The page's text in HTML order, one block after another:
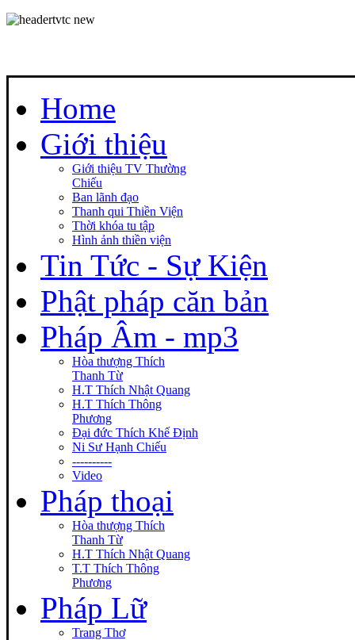
Home
Giới thiệu
Giới thiệu TV Thường
Chiếu
Ban lãnh đạo
Thanh qui Thiền Viện
Thời khóa tu tập
Hình ảnh thiền viện
Tin Tức - Sự Kiện
Phật pháp căn bản
Pháp Âm - mp3
Hòa thượng Thích
Thanh Từ
H.T Thích Nhật Quang
H.T Thích Thông
Phương
Đại đức Thích Khế Định
Ni Sư Hạnh Chiếu
----------
Video
Pháp thoại
Hòa thượng Thích
Thanh Từ
H.T Thích Nhật Quang
T.T Thích Thông
Phương
Pháp Lữ
Trang Thơ